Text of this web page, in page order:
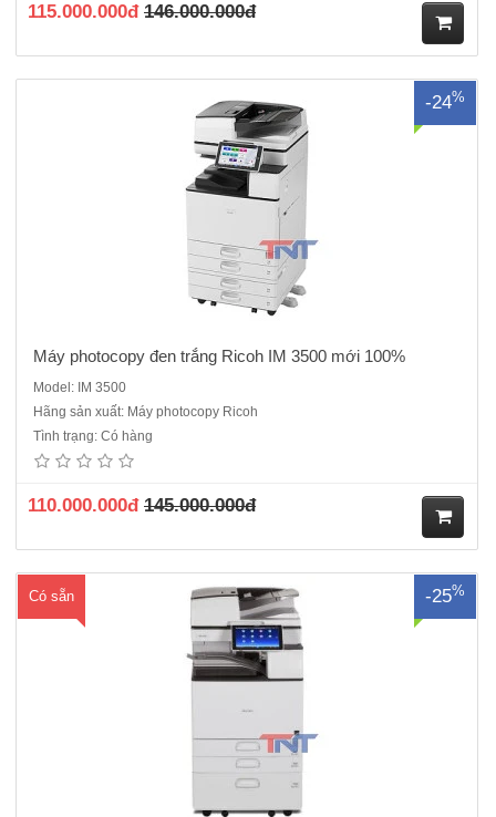
115.000.000đ 146.000.000đ
ua
-24%
Máy photocopy đen trắng Ricoh IM 3500 mới 100%
Model: IM 3500
Hãng sản xuất: Máy photocopy Ricoh
Tình trạng: Có hàng
110.000.000đ 145.000.000đ
ua
Có sẵn -25%
cao cấp cho văn phòng tại sao khách hàng lại không lựa chọn, một
chiếc máy đáp ứng được các yêu cầu tương đương với một chiếc máy